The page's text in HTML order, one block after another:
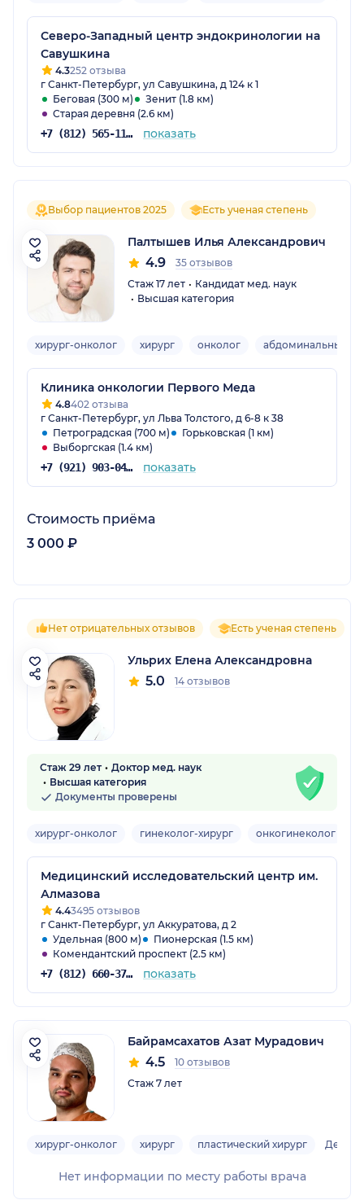
Северо-Западный центр эндокринологии на
Савушкина
4.3252 отзыва
г Санкт-Петербург, ул Савушкина, д 124 к 1
Беговая (300 м)
Зенит (1.8 км)
Старая деревня (2.6 км)
+7 (812) 565-11-12 показать
Выбор пациентов 2025 Есть ученая степень
Палтышев Илья Александрович
4.9
35 отзывов
Стаж 17 лет
Кандидат мед. наук
Высшая категория
хирург-онколог хирург онколог абдоминальный
Клиника онкологии Первого Меда
4.8402 отзыва
г Санкт-Петербург, ул Льва Толстого, д 6-8 к 38
Петроградская (700 м)
Горьковская (1 км)
Выборгская (1.4 км)
+7 (921) 903-04-03 показать
Стоимость приёма
3 000 ₽
Нет отрицательных отзывов Есть ученая степень
Ульрих Елена Александровна
5.0 14 отзывов
Стаж 29 лет
Доктор мед. наук
Высшая категория
Документы проверены
хирург-онколог гинеколог-хирург онкогинеколог
Медицинский исследовательский центр им.
Алмазова
4.43495 отзывов
г Санкт-Петербург, ул Аккуратова, д 2
Удельная (800 м)
Пионерская (1.5 км)
Комендантский проспект (2.5 км)
+7 (812) 660-37-06 показать
Байрамсахатов Азат Мурадович
4.5
10 отзывов
Стаж 7 лет
хирург-онколог хирург пластический хирург
Нет информации по месту работы врача